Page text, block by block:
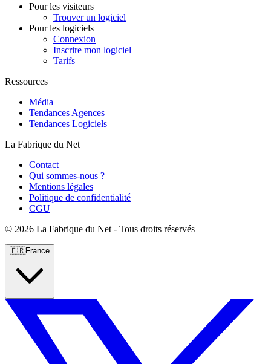
Pour les visiteurs
Trouver un logiciel
Pour les logiciels
Connexion
Inscrire mon logiciel
Tarifs
Ressources
Média
Tendances Agences
Tendances Logiciels
La Fabrique du Net
Contact
Qui sommes-nous ?
Mentions légales
Politique de confidentialité
CGU
© 2026 La Fabrique du Net - Tous droits réservés
🇫🇷France